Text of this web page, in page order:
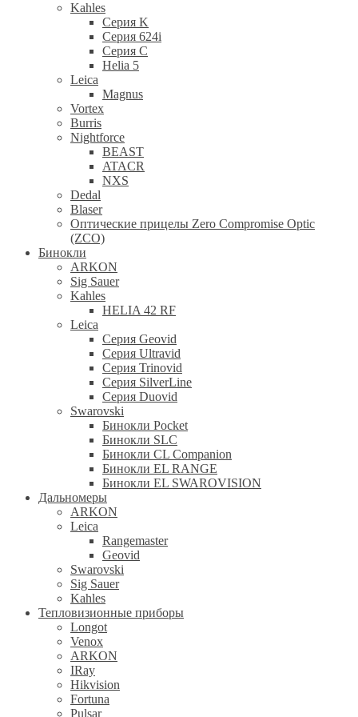
Kahles
Серия K
Серия 624i
Серия С
Helia 5
Leica
Magnus
Vortex
Burris
Nightforce
BEAST
ATACR
NXS
Dedal
Blaser
Оптические прицелы Zero Compromise Optic
(ZCO)
Бинокли
ARKON
Sig Sauer
Kahles
HELIA 42 RF
Leica
Серия Geovid
Серия Ultravid
Серия Trinovid
Серия SilverLine
Серия Duovid
Swarovski
Бинокли Pocket
Бинокли SLC
Бинокли CL Companion
Бинокли EL RANGE
Бинокли EL SWAROVISION
Дальномеры
ARKON
Leica
Rangemaster
Geovid
Swarovski
Sig Sauer
Kahles
Тепловизионные приборы
Longot
Venox
ARKON
IRay
Hikvision
Fortuna
Pulsar